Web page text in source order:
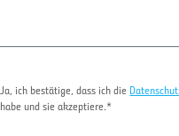
Ja, ich bestätige, dass ich die
habe und sie akzeptiere.*